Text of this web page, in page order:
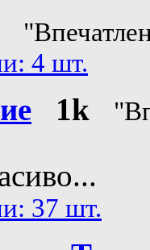
4 шт.
1k
37 шт.